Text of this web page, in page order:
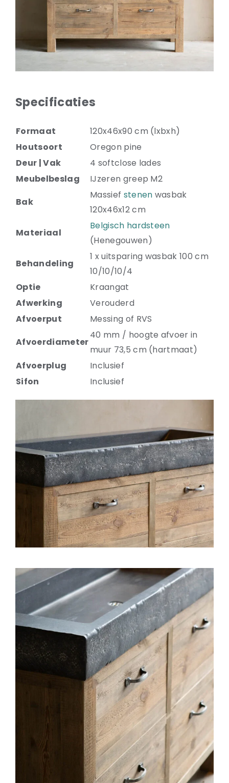
Natuurstenen bakken
Wandtegels
HEKWERK
BANKEN
RADIATOREN
LAMPEN
KEUKENBLOKKEN
SCHOUWEN
TRAPPEN
Specificaties
Formaat
120x46x90 cm (lxbxh)
Houtsoort
Oregon pine
Deur | Vak
4 softclose lades
Meubelbeslag
IJzeren greep M2
Bak
Massief stenen wasbak
120x46x12 cm
Materiaal
Belgisch hardsteen
(Henegouwen)
Behandeling
1 x uitsparing wasbak 100 cm
10/10/10/4
Optie
Kraangat
Afwerking
Verouderd
Afvoerput
Messing of RVS
Afvoerdiameter
40 mm / hoogte afvoer in
muur 73,5 cm (hartmaat)
Afvoerplug
Inclusief
Sifon
Inclusief